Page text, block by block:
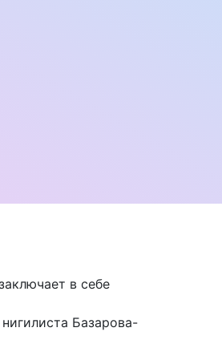
в себе
Базарова-